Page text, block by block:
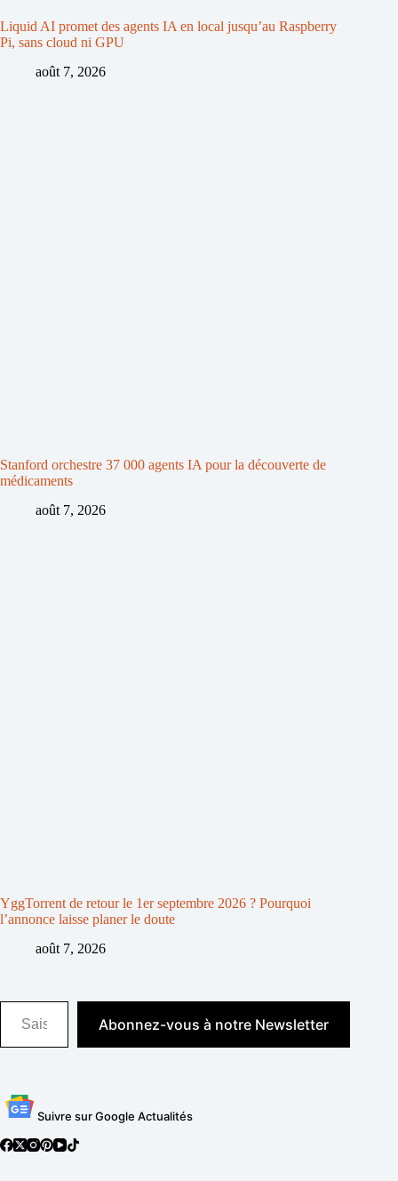
Liquid AI promet des agents IA en local jusqu’au Raspberry
Pi, sans cloud ni GPU
août 7, 2026
Stanford orchestre 37 000 agents IA pour la découverte de
médicaments
août 7, 2026
YggTorrent de retour le 1er septembre 2026 ? Pourquoi
l’annonce laisse planer le doute
août 7, 2026
Saisissez votre adresse e-mail…
Abonnez-vous à notre Newsletter
Suivre sur Google Actualités